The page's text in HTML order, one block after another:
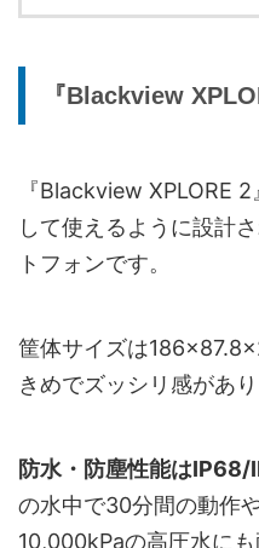
『Blackview
『Blackview XPLORE
して使えるように設計
トフォンです。
筐体サイズは
きめでズッシリ感があり
防水・防塵性能は
の水中で30分間の動作
10,000kPaの高圧水にも